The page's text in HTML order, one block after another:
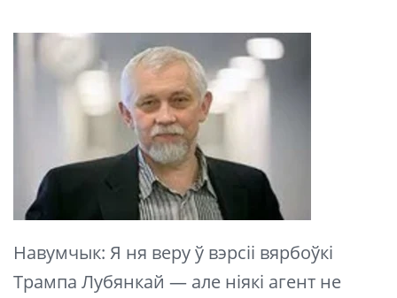
Навумчык: Я ня веру ў вэрсіі вярбоўкі
Трампа Лубянкай — але ніякі агент не